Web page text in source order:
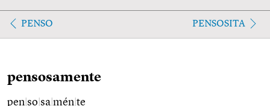
PENSO PENSOSITA
pensosamente
pen so sa mén te